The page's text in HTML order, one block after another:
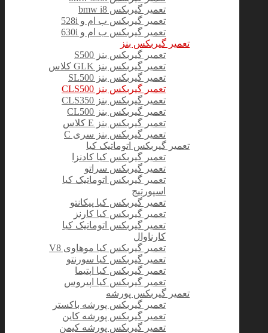
تعمیر گیربکس bmw i8
تعمیر گیربکس ب ام و 528i
تعمیر گیربکس ب ام و 630i
تعمیر گیربکس بنز
تعمیر گیربکس بنز S500
تعمیر گیربکس بنز GLK کلاس
تعمیر گیربکس بنز SL500
تعمیر گیربکس بنز CLS500
تعمیر گیربکس بنز CLS350
تعمیر گیربکس بنز CL500
تعمیر گیربکس بنز E کلاس
تعمیر گیربکس بنز سری C
تعمیر گیربکس اتوماتیک کیا
تعمیر گیربکس کیا کادنزا
تعمیر گیربکس سراتو
تعمیر گیربکس اتوماتیک کیا
اسپورتیج
تعمیر گیربکس کیا پیکانتو
تعمیر گیربکس کیا کارنز
تعمیر گیربکس اتوماتیک کیا
کارناوال
تعمیر گیربکس کیا موهاوی V8
تعمیر گیربکس کیا سورنتو
تعمیر گیربکس کیا اپتیما
تعمیر گیربکس کیا اپیروس
تعمیر گیربکس پورشه
تعمیر گیربکس پورشه باکستر
تعمیر گیربکس پورشه کاین
تعمیر گیربکس پورشه کیمن